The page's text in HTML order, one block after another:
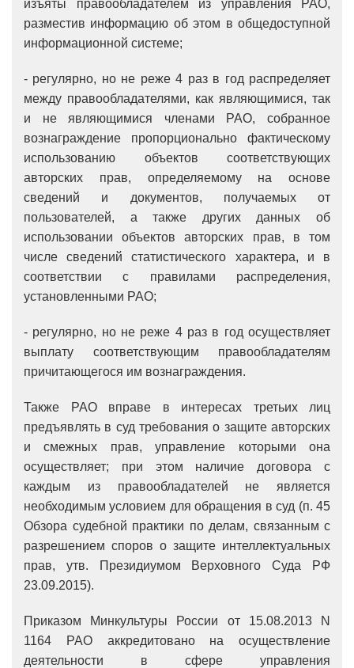
изъяты правообладателем из управления РАО,
разместив информацию об этом в общедоступной
информационной системе;
- регулярно, но не реже 4 раз в год распределяет
между правообладателями, как являющимися, так
и не являющимися членами РАО, собранное
вознаграждение пропорционально фактическому
использованию объектов соответствующих
авторских прав, определяемому на основе
сведений и документов, получаемых от
пользователей, а также других данных об
использовании объектов авторских прав, в том
числе сведений статистического характера, и в
соответствии с правилами распределения,
установленными РАО;
- регулярно, но не реже 4 раз в год осуществляет
выплату соответствующим правообладателям
причитающегося им вознаграждения.
Также РАО вправе в интересах третьих лиц
предъявлять в суд требования о защите авторских
и смежных прав, управление которыми она
осуществляет; при этом наличие договора с
каждым из правообладателей не является
необходимым условием для обращения в суд (п. 45
Обзора судебной практики по делам, связанным с
разрешением споров о защите интеллектуальных
прав, утв. Президиумом Верховного Суда РФ
23.09.2015).
Приказом Минкультуры России от 15.08.2013 N
1164 РАО аккредитовано на осуществление
деятельности в сфере управления